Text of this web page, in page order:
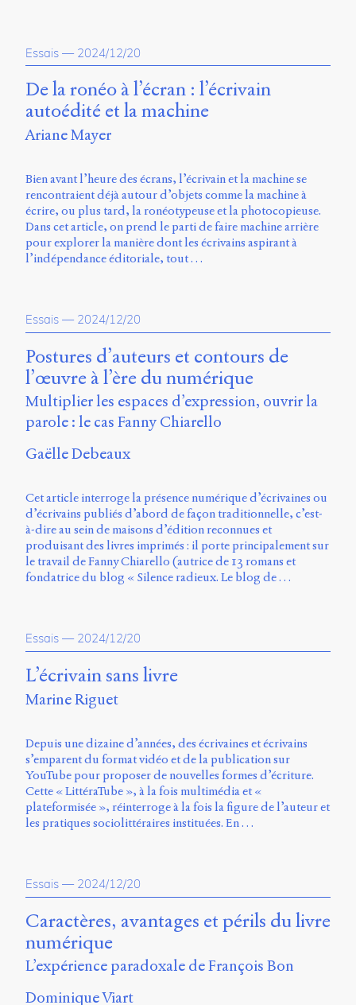
Essais — 2024/12/20
De la ronéo à l’écran : l’écrivain
autoédité et la machine
Ariane Mayer
Bien avant l’heure des écrans, l’écrivain et la machine se
rencontraient déjà autour d’objets comme la machine à
écrire, ou plus tard, la ronéotypeuse et la photocopieuse.
Dans cet article, on prend le parti de faire machine arrière
pour explorer la manière dont les écrivains aspirant à
l’indépendance éditoriale, tout …
Essais — 2024/12/20
Postures d’auteurs et contours de
l’œuvre à l’ère du numérique
Multiplier les espaces d’expression, ouvrir la
parole : le cas Fanny Chiarello
Gaëlle Debeaux
Cet article interroge la présence numérique d’écrivaines ou
d’écrivains publiés d’abord de façon traditionnelle, c’est-
à-dire au sein de maisons d’édition reconnues et
produisant des livres imprimés : il porte principalement sur
le travail de Fanny Chiarello (autrice de 13 romans et
fondatrice du blog « Silence radieux. Le blog de …
Essais — 2024/12/20
L’écrivain sans livre
Marine Riguet
Depuis une dizaine d’années, des écrivaines et écrivains
s’emparent du format vidéo et de la publication sur
YouTube pour proposer de nouvelles formes d’écriture.
Cette « LittéraTube », à la fois multimédia et «
plateformisée », réinterroge à la fois la figure de l’auteur et
les pratiques sociolittéraires instituées. En …
Essais — 2024/12/20
Caractères, avantages et périls du livre
numérique
L’expérience paradoxale de François Bon
Dominique Viart